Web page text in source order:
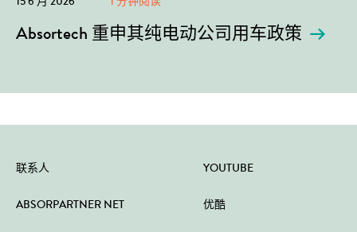
Absortech 重申其纯电动公司用车政策
联系人
ABSORPARTNER NET
YOUTUBE
优酷